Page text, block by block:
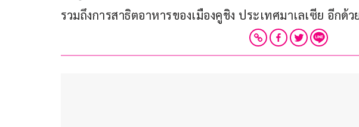
รวมถึงการสาธิตอาหารของเมืองคูชิง ประเทศมาเลเซีย อีกด้ว